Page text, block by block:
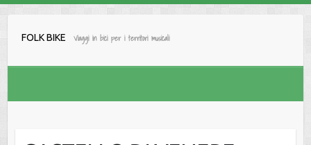
FOLK BIKE Viaggi in bici per i territori musicali